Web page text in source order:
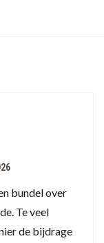
bundel over
Te veel
de bijdrage